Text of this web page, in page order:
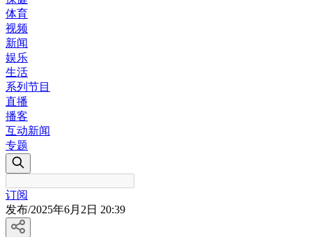
体育
视频
新闻
娱乐
生活
系列节目
直播
播客
互动新闻
专题
订阅
发布/2025年6月2日 20:39